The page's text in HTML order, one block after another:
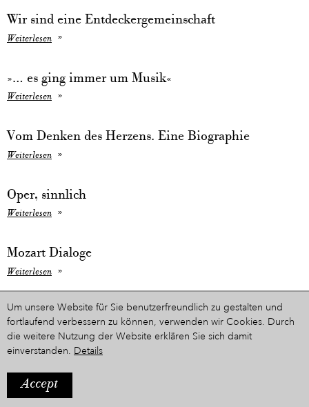
Wir sind eine Entdeckergemeinschaft
Weiterlesen
»… es ging immer um Musik«
Weiterlesen
Vom Denken des Herzens. Eine Biographie
Weiterlesen
Oper, sinnlich
Weiterlesen
Mozart Dialoge
Weiterlesen
Mit einem Fuß in der Frühlingswiese
Weiterlesen
Being Nikolaus Harnoncourt
Weiterlesen
Um unsere Website für Sie benutzerfreundlich zu gestalten und
fortlaufend verbessern zu können, verwenden wir Cookies. Durch
die weitere Nutzung der Website erklären Sie sich damit
einverstanden. Details
Accept